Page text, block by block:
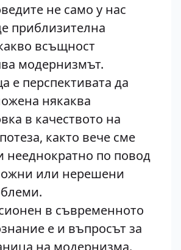
не само у нас
приблизителна
всъщност
модернизмът.
е перспективата да
някаква
в качеството на
както вече сме
нееднократно по повод
или нерешени
в съвременното
е и въпросът за
на модернизма.